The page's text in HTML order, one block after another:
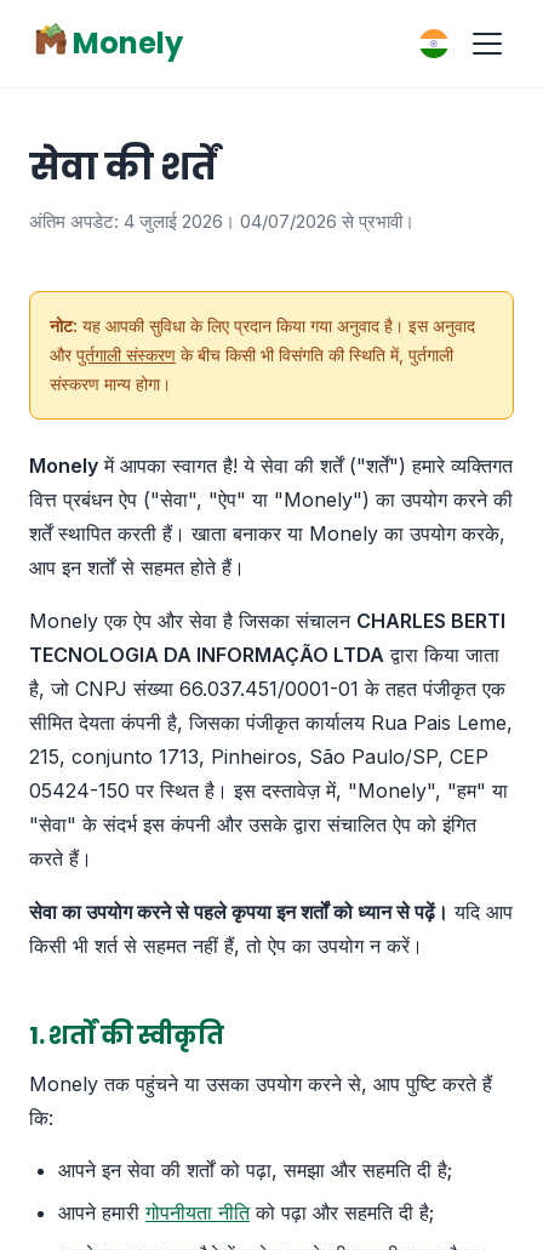
Monely
सेवा की शर्तें
अंतिम अपडेट: 4 जुलाई 2026। 04/07/2026 से प्रभावी।
नोट: यह आपकी सुविधा के लिए प्रदान किया गया अनुवाद है। इस अनुवाद
औरपुर्तगाली संस्करण के बीच किसी भी विसंगति की स्थिति में, पुर्तगाली
संस्करण मान्य होगा।
Monely में आपका स्वागत है! ये सेवा की शर्तें ("शर्तें") हमारे व्यक्तिगत
वित्त प्रबंधन ऐप ("सेवा", "ऐप" या "Monely") का उपयोग करने की
शर्तें स्थापित करती हैं। खाता बनाकर या Monely का उपयोग करके,
आप इन शर्तों से सहमत होते हैं।
Monely एक ऐप और सेवा है जिसका संचालन CHARLES BERTI
TECNOLOGIA DA INFORMAÇÃO LTDA द्वारा किया जाता
है, जो CNPJ संख्या 66.037.451/0001-01 के तहत पंजीकृत एक
सीमित देयता कंपनी है, जिसका पंजीकृत कार्यालय Rua Pais Leme,
215, conjunto 1713, Pinheiros, São Paulo/SP, CEP
05424-150 पर स्थित है। इस दस्तावेज़ में, "Monely", "हम" या
"सेवा" के संदर्भ इस कंपनी और उसके द्वारा संचालित ऐप को इंगित
करते हैं।
सेवा का उपयोग करने से पहले कृपया इन शर्तों को ध्यान से पढ़ें। यदि आप
किसी भी शर्त से सहमत नहीं हैं, तो ऐप का उपयोग न करें।
1. शर्तों की स्वीकृति
Monely तक पहुंचने या उसका उपयोग करने से, आप पुष्टि करते हैं
कि:
आपने इन सेवा की शर्तों को पढ़ा, समझा और सहमति दी है;
आपने हमारीगोपनीयता नीतिको पढ़ा और सहमति दी है;